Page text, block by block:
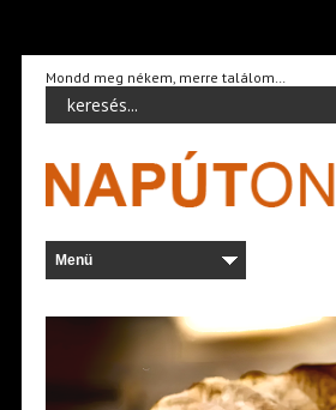
Mondd meg nékem, merre találom…